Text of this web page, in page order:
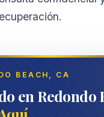
BEACH , CA
en Redondo